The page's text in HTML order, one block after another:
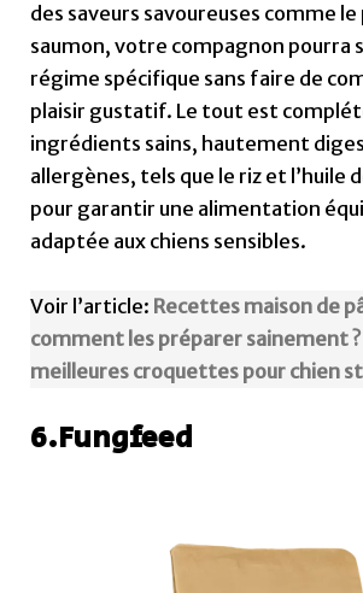
des saveurs savoureuses comme
saumon, votre compagnon pourra
régime spécifique sans faire de
plaisir gustatif. Le tout est
ingrédients sains, hautement
allergènes, tels que le riz et l’huile
pour garantir une alimentation
adaptée aux chiens sensibles.
Voir l’article: Recettes maison de
comment les préparer sainement ?
meilleures croquettes pour chien
6.Fungfeed